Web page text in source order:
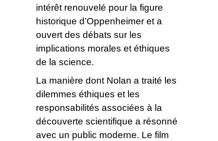
intérêt renouvelé pour la figure
historique d’Oppenheimer et a
ouvert des débats sur les
implications morales et éthiques
de la science.
La manière dont Nolan a traité les
dilemmes éthiques et les
responsabilités associées à la
découverte scientifique a résonné
avec un public moderne. Le film